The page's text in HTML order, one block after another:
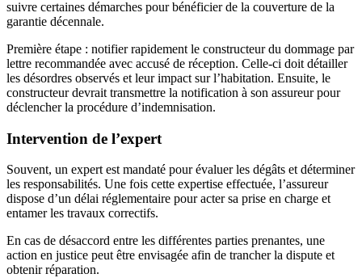
suivre certaines démarches pour bénéficier de la couverture de la
garantie décennale.
Première étape : notifier rapidement le constructeur du dommage par
lettre recommandée avec accusé de réception. Celle-ci doit détailler
les désordres observés et leur impact sur l’habitation. Ensuite, le
constructeur devrait transmettre la notification à son assureur pour
déclencher la procédure d’indemnisation.
Intervention de l’expert
Souvent, un expert est mandaté pour évaluer les dégâts et déterminer
les responsabilités. Une fois cette expertise effectuée, l’assureur
dispose d’un délai réglementaire pour acter sa prise en charge et
entamer les travaux correctifs.
En cas de désaccord entre les différentes parties prenantes, une
action en justice peut être envisagée afin de trancher la dispute et
obtenir réparation.